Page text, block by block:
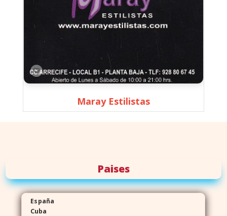
Maray Estilistas
Paises
España
Cuba